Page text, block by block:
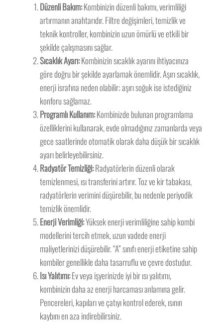
Düzenli Bakım:Kombinizin düzenli bakımı, verimliliği
artırmanın anahtarıdır. Filtre değişimleri, temizlik ve
teknik kontroller, kombinizin uzun ömürlü ve etkili bir
şekilde çalışmasını sağlar.
Sıcaklık Ayarı:Kombinizin sıcaklık ayarını ihtiyacınıza
göre doğru bir şekilde ayarlamak önemlidir. Aşırı sıcaklık,
enerji israfına neden olabilir; aşırı soğuk ise istediğiniz
konforu sağlamaz.
Programlı Kullanım:Kombinizde bulunan programlama
özelliklerini kullanarak, evde olmadığınız zamanlarda veya
gece saatlerinde otomatik olarak daha düşük bir sıcaklık
ayarı belirleyebilirsiniz.
Radyatör Temizliği:Radyatörlerin düzenli olarak
temizlenmesi, ısı transferini artırır. Toz ve kir tabakası,
radyatörlerin verimini düşürebilir, bu nedenle periyodik
temizlik önemlidir.
Enerji Verimliği:Yüksek enerji verimliliğine sahip kombi
modellerini tercih etmek, uzun vadede enerji
maliyetlerinizi düşürebilir. “A” sınıfı enerji etiketine sahip
kombiler genellikle daha tasarruflu ve çevre dostudur.
Isı Yalıtımı:Ev veya işyerinizde iyi bir ısı yalıtımı,
kombinizin daha az enerji harcaması anlamına gelir.
Pencereleri, kapıları ve çatıyı kontrol ederek, ısının
kaybını en aza indirebilirsiniz.